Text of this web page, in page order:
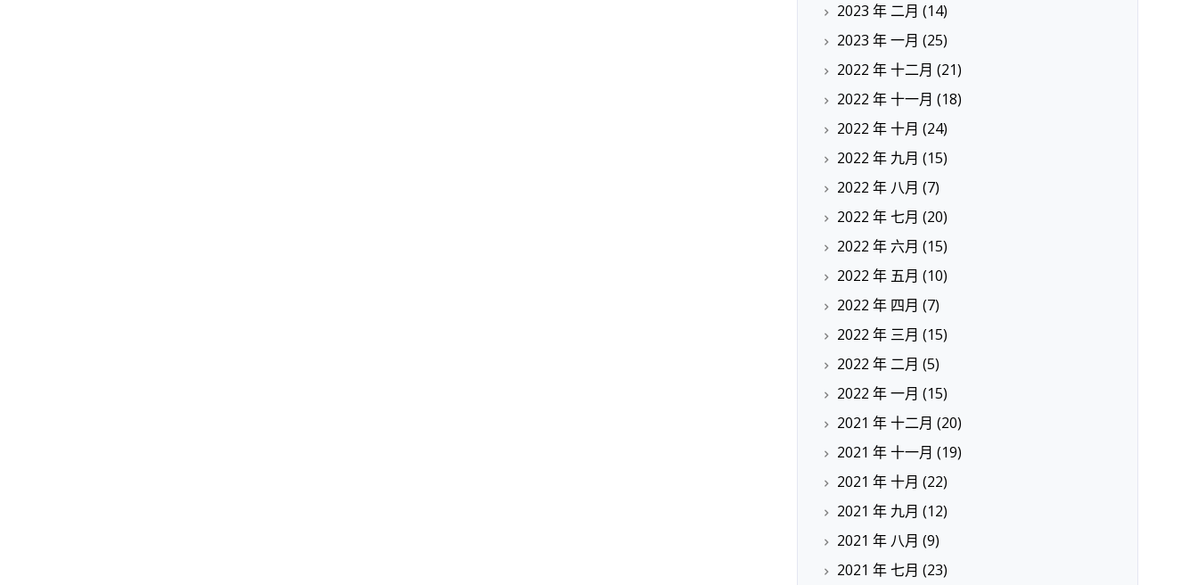
2023 年 二月 (14)
2023 年 一月 (25)
2022 年 十二月 (21)
2022 年 十一月 (18)
2022 年 十月 (24)
2022 年 九月 (15)
2022 年 八月 (7)
2022 年 七月 (20)
2022 年 六月 (15)
2022 年 五月 (10)
2022 年 四月 (7)
2022 年 三月 (15)
2022 年 二月 (5)
2022 年 一月 (15)
2021 年 十二月 (20)
2021 年 十一月 (19)
2021 年 十月 (22)
2021 年 九月 (12)
2021 年 八月 (9)
2021 年 七月 (23)